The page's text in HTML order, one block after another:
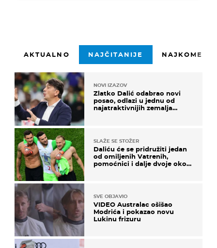
AKTUALNO NAJČITANIJE
NOVI IZAZOV
Zlatko Dalić odabrao novi
posao, odlazi u jednu od
najatraktivnijih zemalja
SLAŽE SE STOŽER
Daliću će se pridružiti jedan
od omiljenih Vatrenih,
pomoćnici i dalje dvoje oko
SVE OBJAVIO
VIDEO Australac ošišao
Modrića i pokazao novu
Lukinu frizuru